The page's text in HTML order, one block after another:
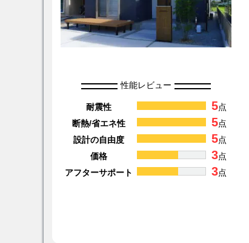
性能レビュー
耐震性 5点
断熱/省エネ性
5点
設計の自由度
5点
価格
3点
アフターサポート
3点